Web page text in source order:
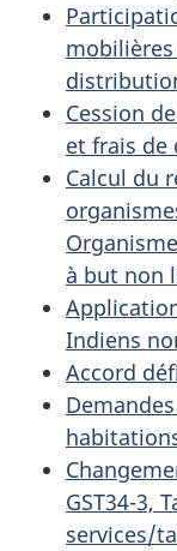
Cession
et frais de
Calcul du
à but non
Indiens
Accord
GST34-3,
services/